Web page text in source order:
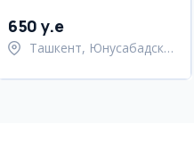
650 y.e
Ташкент, Юнусабадский